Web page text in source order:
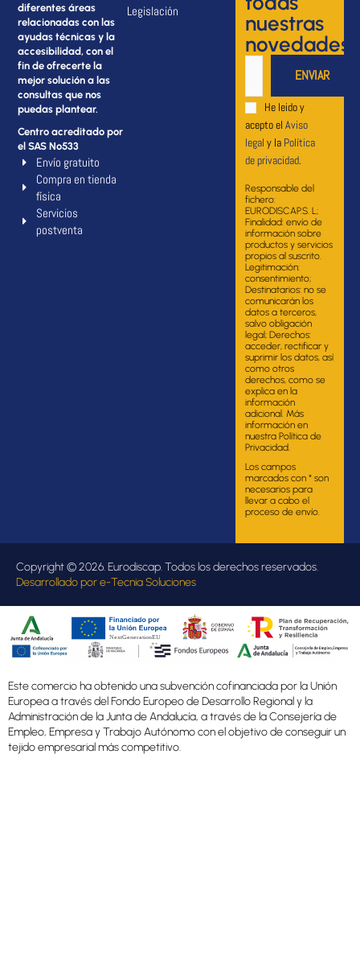
diferentes áreas
relacionadas con las
ayudas técnicas y la
accesibilidad, con el
fin de ofrecerte la
mejor solución a las
consultas que nos
puedas plantear.
Centro acreditado por
el SAS Nº533
Envío gratuito
Compra en tienda
física
Servicios
postventa
Legislación
nuestras
novedades
He leido y
acepto el Aviso
legal y la Política
de privacidad.
Responsable del
fichero:
EURODISCAP.S. L;
Finalidad: envío de
información sobre
productos y servicios
propios al suscrito.
Legitimación:
consentimiento;
Destinatarios: no se
comunicarán los
datos a terceros,
salvo obligación
legal; Derechos:
acceder, rectificar y
suprimir los datos, así
como otros
derechos, como se
explica en la
información
adicional. Más
información en
nuestra Política de
Privacidad.
Los campos
marcados con * son
necesarios para
llevar a cabo el
proceso de envío.
Copyright © 2026. Eurodiscap. Todos los derechos reservados.
Desarrollado pore-Tecnia Soluciones
Este comercio ha obtenido una subvención cofinanciada por la Unión
Europea a través del Fondo Europeo de Desarrollo Regional y la
Administración de la Junta de Andalucía, a través de la Consejería de
Empleo, Empresa y Trabajo Autónomo con el objetivo de conseguir un
tejido empresarial más competitivo.